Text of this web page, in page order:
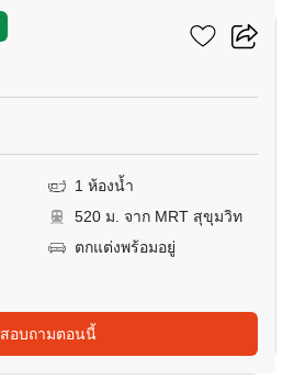
1 ห้องน้ำ
520 ม. จาก MRT สุขุมวิท
ตกแต่งพร้อมอยู่
สอบถามตอนนี้